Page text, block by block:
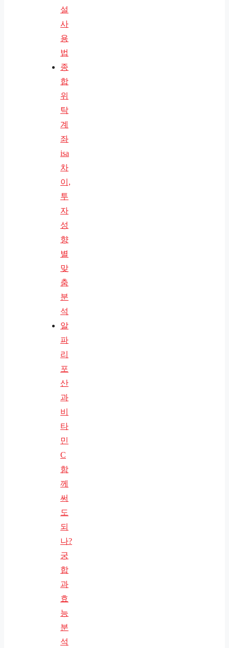
설
사
용
법
종
합
위
탁
계
좌
isa
차
이,
투
자
성
향
별
맞
춤
분
석
알
파
리
포
산
과
비
타
민
C
함
께
써
도
되
나?
궁
합
과
효
능
분
석